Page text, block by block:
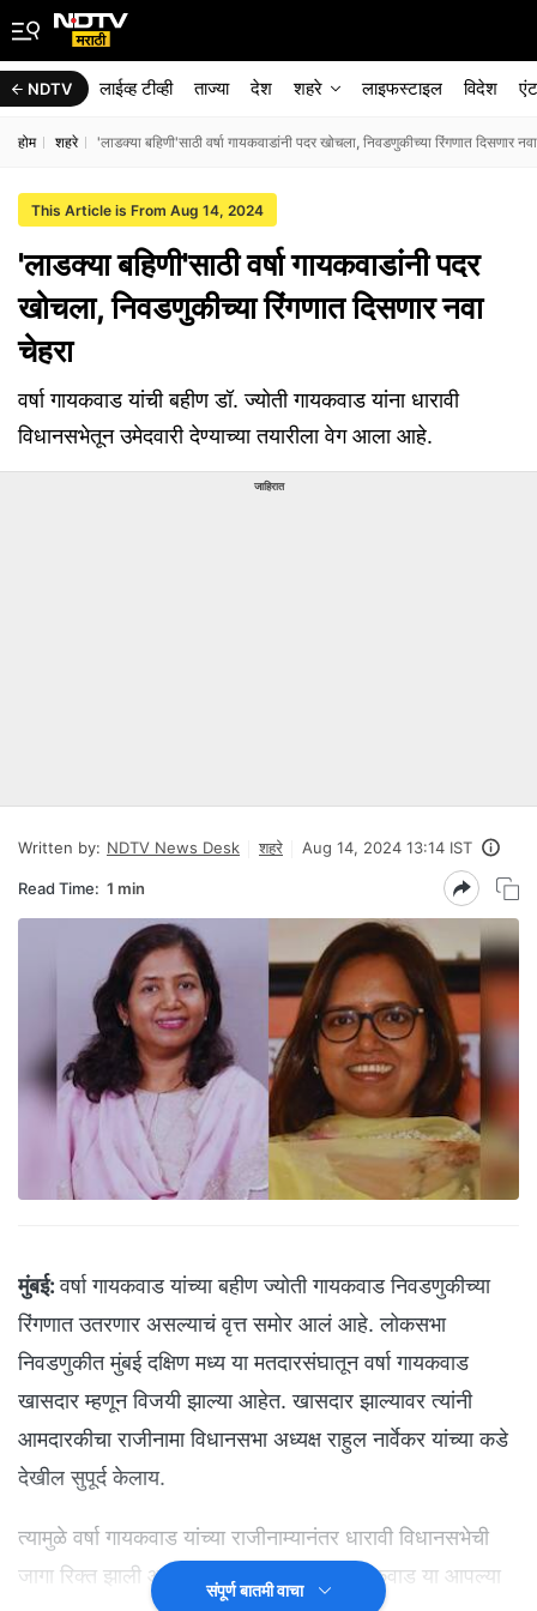
NDTV लाईव्ह टीव्ही ताज्या देश शहरे लाइफस्टाइल विदेश
होम शहरे 'लाडक्या बहिणी'साठी वर्षा गायकवाडांनी पदर खोचला, निवडणुकीच्या रिंगणात दिसणार
This Article is From Aug 14, 2024
'लाडक्या बहिणी'साठी वर्षा गायकवाडांनी पदर
खोचला, निवडणुकीच्या रिंगणात दिसणार नवा
चेहरा
वर्षा गायकवाड यांची बहीण डॉ. ज्योती गायकवाड यांना धारावी
विधानसभेतून उमेदवारी देण्याच्या तयारीला वेग आला आहे.
जाहिरात
Written by: NDTV News Desk शहरे Aug 14, 2024 13:14 IST
Read Time: 1 min
मुंबई: वर्षा गायकवाड यांच्या बहीण ज्योती गायकवाड निवडणुकीच्या
रिंगणात उतरणार असल्याचं वृत्त समोर आलं आहे. लोकसभा
निवडणुकीत मुंबई दक्षिण मध्य या मतदारसंघातून वर्षा गायकवाड
खासदार म्हणून विजयी झाल्या आहेत. खासदार झाल्यावर त्यांनी
आमदारकीचा राजीनामा विधानसभा अध्यक्ष राहुल नार्वेकर यांच्या कडे
देखील सुपूर्द केलाय.
त्यामुळे वर्षा गायकवाड यांच्या राजीनाम्यानंतर धारावी विधानसभेची
जागा रिक्त झाली आहे. आता या जागेवर वर्षा गायकवाड या आपल्या
संपूर्ण बातमी वाचा